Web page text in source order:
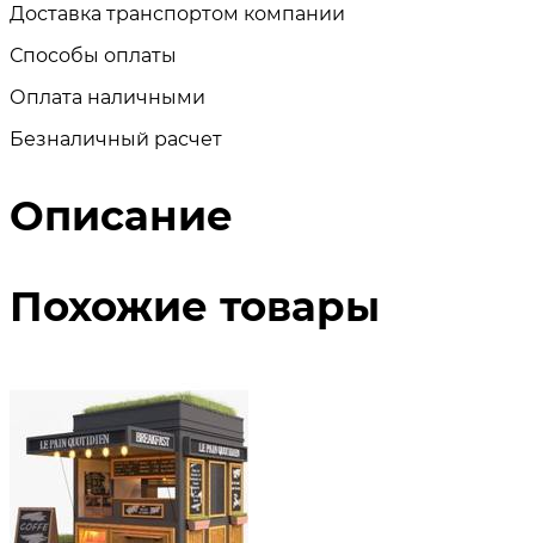
Доставка транспортом компании
Способы оплаты
Оплата наличными
Безналичный расчет
Описание
Похожие товары